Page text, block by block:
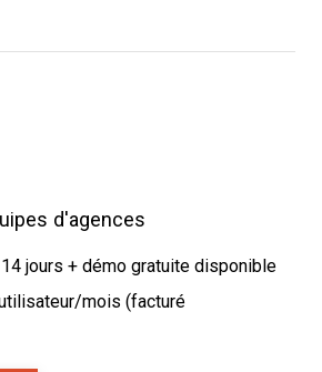
d'agences
jours + démo gratuite disponible
mois (facturé